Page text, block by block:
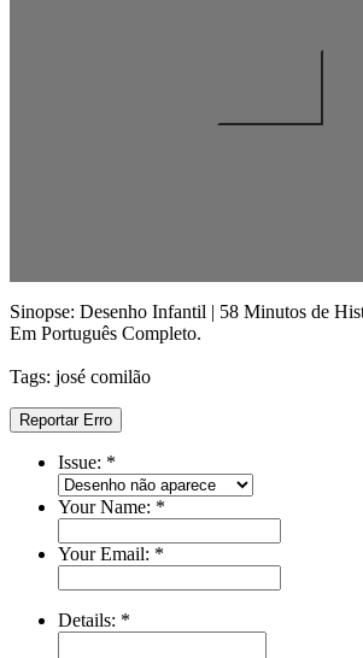
Sinopse: Desenho Infantil | 58 Minutos de
Em Português Completo.
Tags: josé comilão
Reportar Erro
Issue: *
Your Name: *
Your Email: *
Details: *